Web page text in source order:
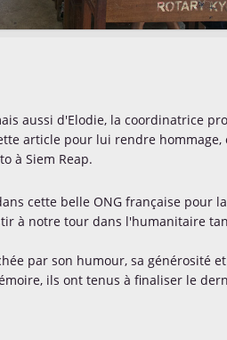
aussi d'Elodie, la coordinatrice
article pour lui rendre
à Siem Reap.
cette belle ONG française pour
à notre tour dans l'humanitaire
par son humour, sa générosité
ils ont tenus à finaliser le